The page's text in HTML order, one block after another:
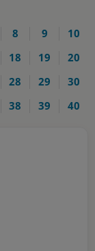
8 9
10
18 19
20
28 29
30
38 39 40